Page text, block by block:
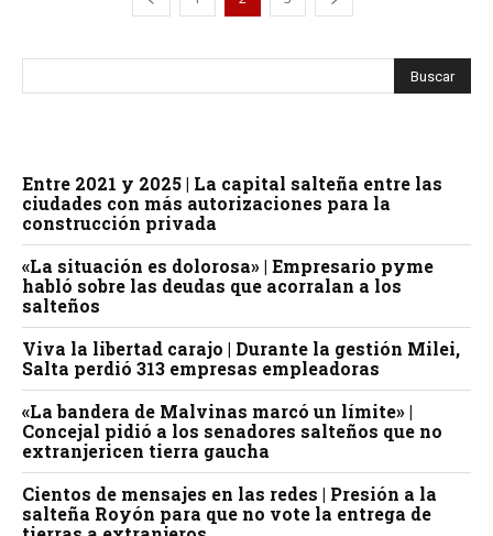
Entre 2021 y 2025 | La capital salteña entre las
ciudades con más autorizaciones para la
construcción privada
«La situación es dolorosa» | Empresario pyme
habló sobre las deudas que acorralan a los
salteños
Viva la libertad carajo | Durante la gestión Milei,
Salta perdió 313 empresas empleadoras
«La bandera de Malvinas marcó un límite» |
Concejal pidió a los senadores salteños que no
extranjericen tierra gaucha
Cientos de mensajes en las redes | Presión a la
salteña Royón para que no vote la entrega de